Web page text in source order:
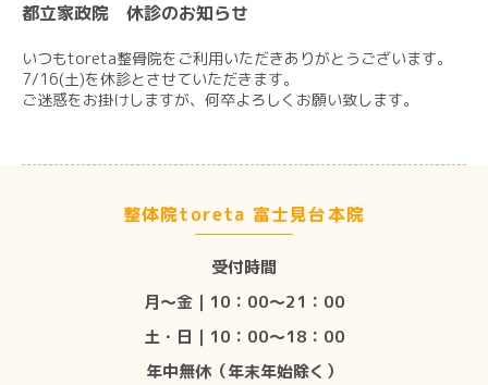
都立家政院 休診のお知らせ
いつもtoreta整骨院をご利用いただきありがとうございます。
7/16(土)を休診とさせていただきます。
ご迷惑をお掛けしますが、何卒よろしくお願い致します。
整体院toreta 富士見台本院
受付時間
月〜金｜10：00〜21：00
土・日｜10：00〜18：00
年中無休（年末年始除く）